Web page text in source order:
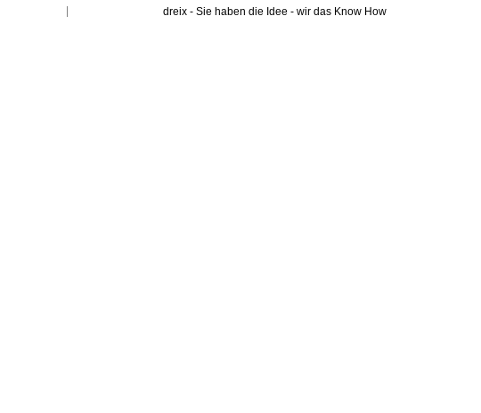
dreix - Sie haben die Idee - wir das Know How